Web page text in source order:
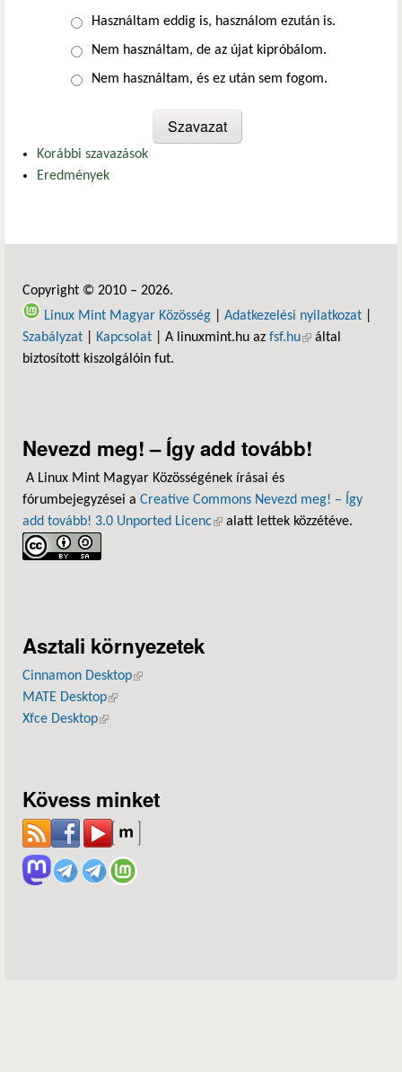
Választások
Használtam eddig is, használom ezután is.
Nem használtam, de az újat kipróbálom.
Nem használtam, és ez után sem fogom.
Korábbi szavazások
Eredmények
Copyright © 2010 – 2026.
Linux Mint Magyar Közösség
Adatkezelési nyilatkozat
Szabályzat
Kapcsolat | A linuxmint.hu az fsf.hu(külső hivatkozás)
által
biztosított kiszolgálóin fut.
Nevezd meg! – Így add tovább!
A Linux Mint Magyar Közösségének írásai és
fórumbejegyzései a Creative Commons Nevezd meg! – Így
add tovább! 3.0 Unported Licenc(külső hivatkozás)
alatt lettek közzétéve.
Asztali környezetek
Cinnamon Desktop(külső hivatkozás)
MATE Desktop(külső hivatkozás)
Xfce Desktop(külső hivatkozás)
Kövess minket